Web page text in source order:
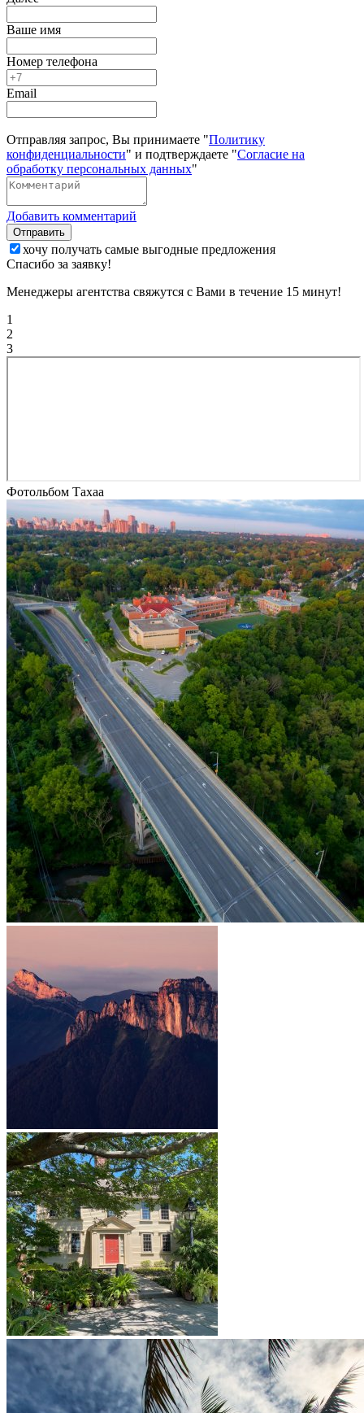
Ваше имя
Номер телефона
Email
Отправляя запрос, Вы принимаете "Политику
конфиденциальности" и подтверждаете "Согласие на
обработку персональных данных"
Добавить комментарий
Отправить
хочу получать самые выгодные предложения
Спасибо за заявку!
Менеджеры агентства свяжутся с Вами в течение 15 минут!
1
2
3
Фотольбом Тахаа